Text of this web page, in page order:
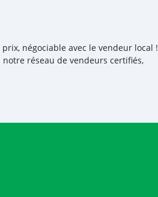
négociable avec le vendeur local !
réseau de vendeurs certifiés,